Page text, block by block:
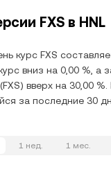
FXS в HNL
курс FXS
вниз на 0,00 %, а
вверх на 30,00 %.
за последние 30
1 нед. 1 мес.